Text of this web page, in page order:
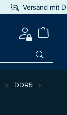
Versand mit
DDR5